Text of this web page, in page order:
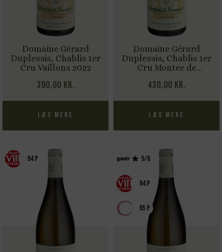
Domaine Gérard
Duplessis, Chablis 1er
Cru Vaillons 2022
390,00 kr.
Læs mere
Domaine Gérard
Duplessis, Chablis 1er
Cru Montee de
430,00 kr.
Læs mere
94 P 5/6
94 P
95 P